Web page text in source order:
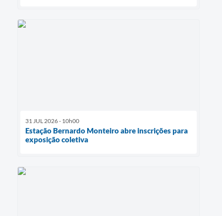
31 JUL 2026 - 10h00
Estação Bernardo Monteiro abre inscrições para
exposição coletiva